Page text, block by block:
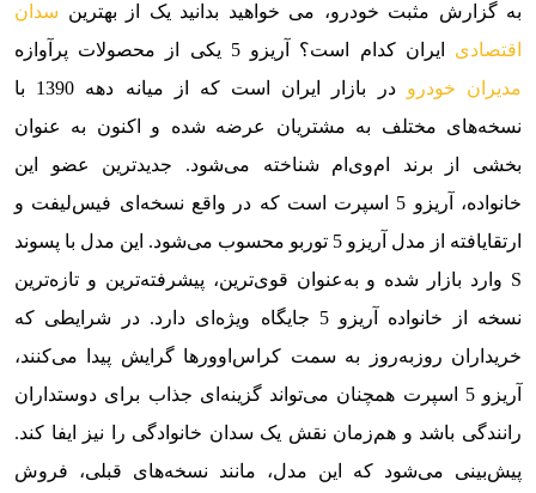
به گزارش مثبت خودرو، می خواهید بدانید یک از بهترین سدان
اقتصادی ایران کدام است؟ آریزو 5 یکی از محصولات پرآوازه
مدیران خودرو
در بازار ایران است که از میانه دهه 1390 با
نسخه‌های مختلف به مشتریان عرضه شده و اکنون به عنوان
بخشی از برند ام‌وی‌ام شناخته می‌شود. جدیدترین عضو این
خانواده، آریزو 5 اسپرت است که در واقع نسخه‌ای فیس‌لیفت و
ارتقایافته از مدل آریزو 5 توربو محسوب می‌شود. این مدل با پسوند
S وارد بازار شده و به‌عنوان قوی‌ترین، پیشرفته‌ترین و تازه‌ترین
نسخه از خانواده آریزو 5 جایگاه ویژه‌ای دارد. در شرایطی که
خریداران روزبه‌روز به سمت کراس‌اوورها گرایش پیدا می‌کنند،
آریزو 5 اسپرت همچنان می‌تواند گزینه‌ای جذاب برای دوستداران
رانندگی باشد و هم‌زمان نقش یک سدان خانوادگی را نیز ایفا کند.
پیش‌بینی می‌شود که این مدل، مانند نسخه‌های قبلی، فروش